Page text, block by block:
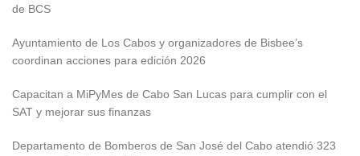
de BCS
Ayuntamiento de Los Cabos y organizadores de Bisbee’s
coordinan acciones para edición 2026
Capacitan a MiPyMes de Cabo San Lucas para cumplir con el
SAT y mejorar sus finanzas
Departamento de Bomberos de San José del Cabo atendió 323